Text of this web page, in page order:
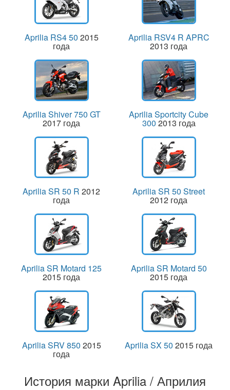
Aprilia RS4 50 2015
года
Aprilia RSV4 R APRC
2013 года
Aprilia Shiver 750 GT
2017 года
Aprilia Sportcity Cube
300 2013 года
Aprilia SR 50 R 2012
года
Aprilia SR 50 Street
2012 года
Aprilia SR Motard 125
2015 года
Aprilia SR Motard 50
2015 года
Aprilia SRV 850 2015
года
Aprilia SX 50 2015 года
История марки Aprilia / Априлия